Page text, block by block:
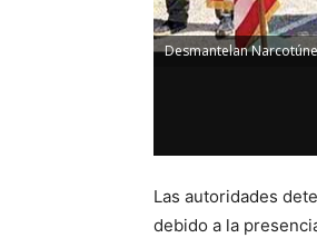
Desmantelan
Las autoridades
debido a la